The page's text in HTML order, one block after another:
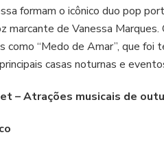
formam o icônico duo pop
marcante de Vanessa Marques.
como “Medo de Amar”, que foi
casas noturnas e
– Atrações musicais de